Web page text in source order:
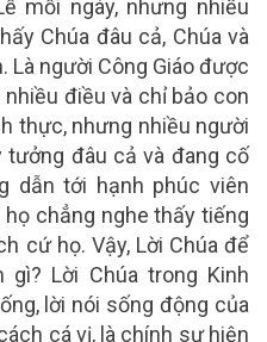
mỗi ngày, nhưng nhiều
Chúa đâu cả, Chúa và
Là người Công Giáo được
điều và chỉ bảo con
thực, nhưng nhiều người
đâu cả và đang cố
dẫn tới hạnh phúc viên
chẳng nghe thấy tiếng
cứ họ. Vậy, Lời Chúa để
Lời Chúa trong Kinh
lời nói sống động của
cá vị, là chính sự hiện